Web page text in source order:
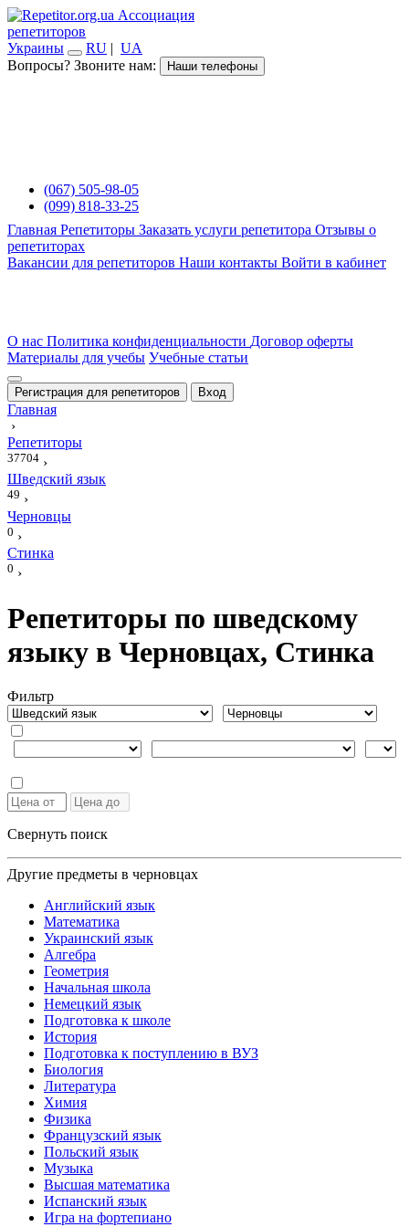
Ассоциация
репетиторов
Украины
RU | UA
Вопросы? Звоните нам:
Наши телефоны
(067) 505-98-05
(099) 818-33-25
Главная Репетиторы Заказать услуги репетитора Отзывы о
репетиторах
Вакансии для репетиторов Наши контакты Войти в кабинет
О нас Политика конфиденциальности Договор оферты
Материалы для учебы Учебные статьи
Регистрация для репетиторов Вход
Главная
›
Репетиторы
37704 ›
Шведский язык
49 ›
Черновцы
0 ›
Стинка
0 ›
Репетиторы по шведскому
языку в Черновцах, Стинка
Фильтр
Свернуть поиск
Другие предметы в черновцах
Английский язык
Математика
Украинский язык
Алгебра
Геометрия
Начальная школа
Немецкий язык
Подготовка к школе
История
Подготовка к поступлению в ВУЗ
Биология
Литература
Химия
Физика
Французский язык
Польский язык
Музыка
Высшая математика
Испанский язык
Игра на фортепиано